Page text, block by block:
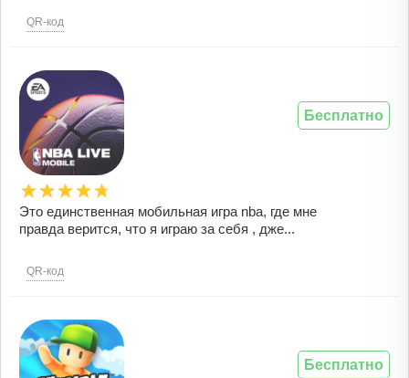
QR-код
Это единственная мобильная игра nba, где мне
правда верится, что я играю за себя , дже...
QR-код
Бесплатно
Бесплатно